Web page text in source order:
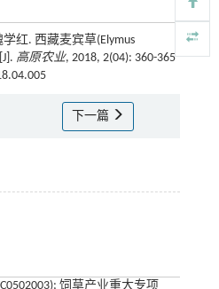
红. 西藏麦宾草(Elymus
高原农业, 2018, 2(04): 360-365
下一篇
饲草产业重大专项